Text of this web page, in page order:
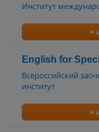
Институт
+
English for
Всероссийский
институт
+